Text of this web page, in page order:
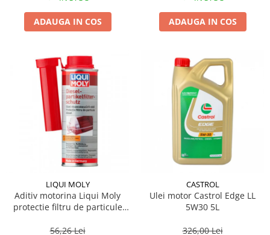
ADAUGA IN COS ADAUGA IN COS
LIQUI MOLY
Aditiv motorina Liqui Moly
protectie filtru de particule
56,26 Lei
CASTROL
Ulei motor Castrol Edge LL
5W30 5L
326,00 Lei